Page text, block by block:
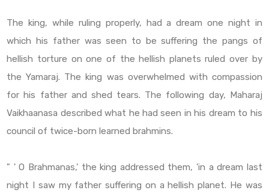
The king, while ruling properly, had a dream one night in
which his father was seen to be suffering the pangs of
hellish torture on one of the hellish planets ruled over by
the Yamaraj. The king was overwhelmed with compassion
for his father and shed tears. The following day, Maharaj
Vaikhaanasa described what he had seen in his dream to his
council of twice-born learned brahmins.
" ' O Brahmanas,' the king addressed them, 'in a dream last
night I saw my father suffering on a hellish planet. He was